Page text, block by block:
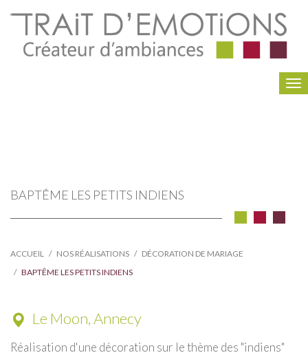
BAPTÊME LES PETITS INDIENS
ACCUEIL NOS RÉALISATIONS
DÉCORATION DE MARIAGE
BAPTÊME LES PETITS INDIENS
Le Moon, Annecy
Réalisation d'une décoration sur le thème des "indiens"